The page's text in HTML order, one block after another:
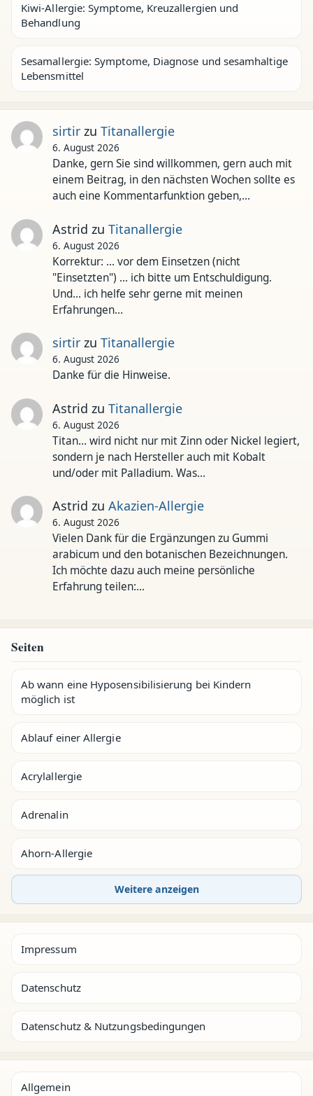
Kiwi-Allergie: Symptome, Kreuzallergien und
Behandlung
Sesamallergie: Symptome, Diagnose und sesamhaltige
Lebensmittel
sirtirzu Titanallergie
6. August 2026
Danke, gern Sie sind willkommen, gern auch mit
einem Beitrag, in den nächsten Wochen sollte es
auch eine Kommentarfunktion geben,…
Astrid zu Titanallergie
6. August 2026
Korrektur: ... vor dem Einsetzen (nicht
"Einsetzten") ... ich bitte um Entschuldigung.
Und... ich helfe sehr gerne mit meinen
Erfahrungen…
sirtirzu Titanallergie
6. August 2026
Danke für die Hinweise.
Astrid zu Titanallergie
6. August 2026
Titan... wird nicht nur mit Zinn oder Nickel legiert,
sondern je nach Hersteller auch mit Kobalt
und/oder mit Palladium. Was…
Astrid zu Akazien-Allergie
6. August 2026
Vielen Dank für die Ergänzungen zu Gummi
arabicum und den botanischen Bezeichnungen.
Ich möchte dazu auch meine persönliche
Erfahrung teilen:…
Seiten
Ab wann eine Hyposensibilisierung bei Kindern
möglich ist
Ablauf einer Allergie
Acrylallergie
Adrenalin
Ahorn-Allergie
Weitere anzeigen
Impressum
Datenschutz
Datenschutz & Nutzungsbedingungen
Allgemein